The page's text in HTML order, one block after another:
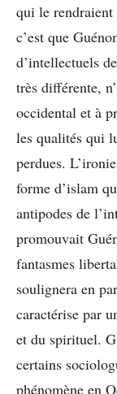
qui le
c’est que
d’intellectuels
très différente,
occidental et à
les qualités qui
perdues.
forme d’islam
antipodes de
promouvait
fantasmes
soulignera en
caractérise par
et du spirituel.
certains
phénomène en